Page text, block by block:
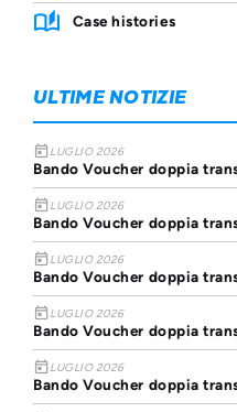
Case histories
ULTIME NOTIZIE
today LUGLIO 2026
Bando Voucher doppia
today LUGLIO 2026
Bando Voucher doppia
today LUGLIO 2026
Bando Voucher doppia
today LUGLIO 2026
Bando Voucher doppia
today LUGLIO 2026
Bando Voucher doppia